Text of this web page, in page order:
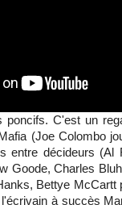
C'est un
(Joe Colombo
entre décideurs (Al
Goode, Charles
Bettye McCartt
à succès